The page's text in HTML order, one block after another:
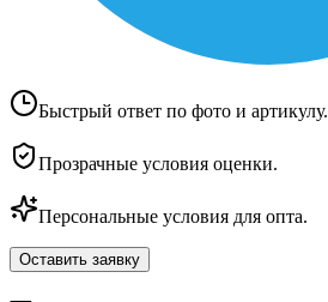
Быстрый ответ по фото и артикулу.
Прозрачные условия оценки.
Персональные условия для опта.
Оставить заявку